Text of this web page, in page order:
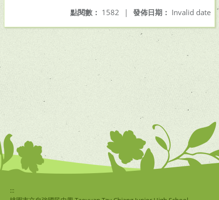
發佈日期： Invalid date
點閱數： 1582 |
:::